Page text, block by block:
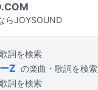
らJOYSOUND
詞を検索
Z の楽曲・歌詞を検索
詞を検索